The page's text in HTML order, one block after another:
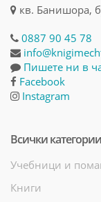
кв. Банишора,
0887 90 45 78
Пишете ни в
Facebook
Instagram
Всички категории
Учебници и
Книги